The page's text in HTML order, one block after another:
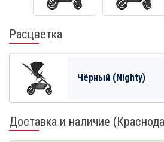
Расцветка
Чёрный (Nighty)
Доставка и наличие